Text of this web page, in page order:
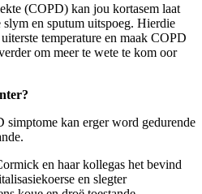
(COPD) kan jou kortasem laat
en sputum uitspoeg. Hierdie
temperature en maak COPD
om meer te wete te kom oor
kan erger word gedurende
en haar kollegas het bevind
en slegter